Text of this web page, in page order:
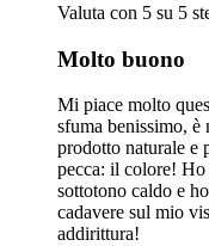
Valuta con 5 su 5
Molto buono
Mi piace molto
sfuma benissimo, è
prodotto naturale e
pecca: il colore! Ho
sottotono caldo e
cadavere sul mio
addirittura!